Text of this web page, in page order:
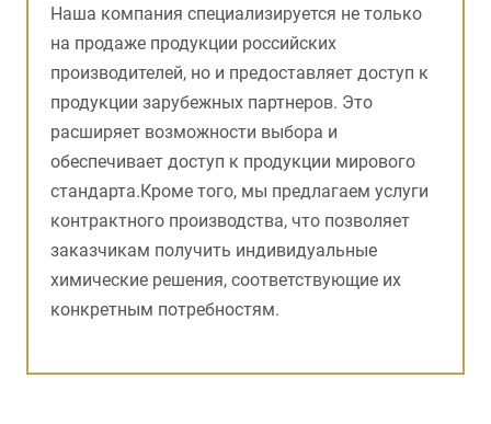
Наша компания специализируется не только
на продаже продукции российских
производителей, но и предоставляет доступ к
продукции зарубежных партнеров. Это
расширяет возможности выбора и
обеспечивает доступ к продукции мирового
стандарта.Кроме того, мы предлагаем услуги
контрактного производства, что позволяет
заказчикам получить индивидуальные
химические решения, соответствующие их
конкретным потребностям.